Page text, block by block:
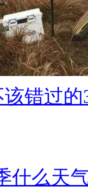
错过的
什么天